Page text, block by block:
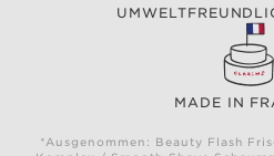
MADE IN
*Ausgenommen: Beauty Flash